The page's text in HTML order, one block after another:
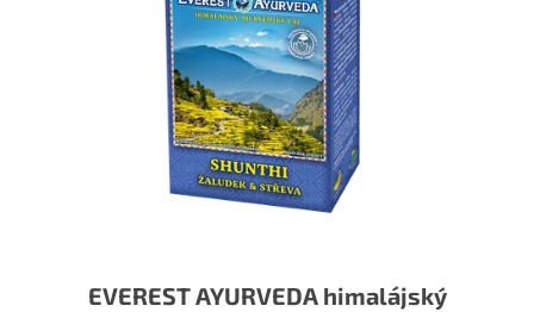
EVEREST AYURVEDA himalájský